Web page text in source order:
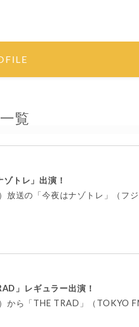
覧
トレ」出演！
放送の「今夜はナゾトレ」（フ
」レギュラー出演！
から「THE TRAD」（TOKYO